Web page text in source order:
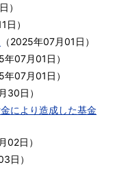
）
日 ）
（2025年07月01日 ）
年07月01日 ）
年07月01日 ）
30日 ）
により造成した基金
02日 ）
日 ）